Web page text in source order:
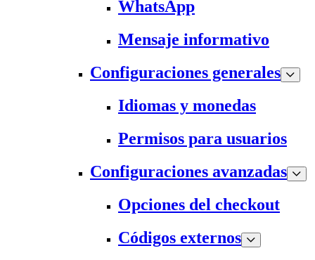
WhatsApp
Mensaje informativo
Configuraciones generales
Idiomas y monedas
Permisos para usuarios
Configuraciones avanzadas
Opciones del checkout
Códigos externos